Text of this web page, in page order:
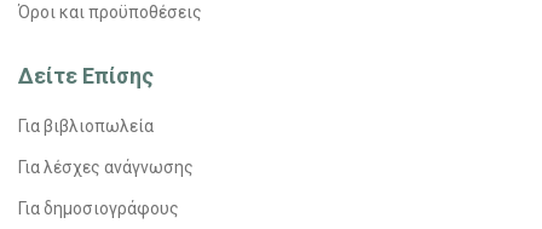
Όροι και προϋποθέσεις
Δείτε Επίσης
Για βιβλιοπωλεία
Για λέσχες ανάγνωσης
Για δημοσιογράφους